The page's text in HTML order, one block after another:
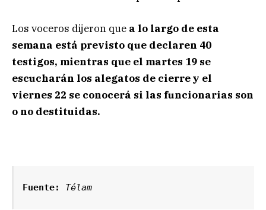
Los voceros dijeron que a lo largo de esta
semana está previsto que declaren 40
testigos, mientras que el martes 19 se
escucharán los alegatos de cierre y el
viernes 22 se conocerá si las funcionarias son
o no destituidas.
Fuente: Télam